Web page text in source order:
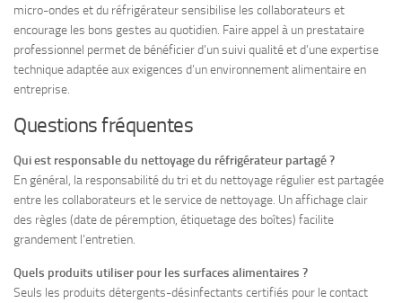
micro-ondes et du réfrigérateur sensibilise les collaborateurs et
encourage les bons gestes au quotidien. Faire appel à un prestataire
professionnel permet de bénéficier d’un suivi qualité et d’une expertise
technique adaptée aux exigences d’un environnement alimentaire en
entreprise.
Questions fréquentes
Qui est responsable du nettoyage du réfrigérateur partagé ?
En général, la responsabilité du tri et du nettoyage régulier est partagée
entre les collaborateurs et le service de nettoyage. Un affichage clair
des règles (date de péremption, étiquetage des boîtes) facilite
grandement l’entretien.
Quels produits utiliser pour les surfaces alimentaires ?
Seuls les produits détergents-désinfectants certifiés pour le contact